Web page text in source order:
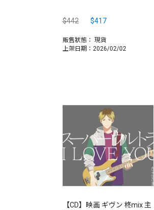
$442 $417
販售狀態： 現貨
上架日期：2026/02/02
【CD】映画 ギヴン 柊mix 主